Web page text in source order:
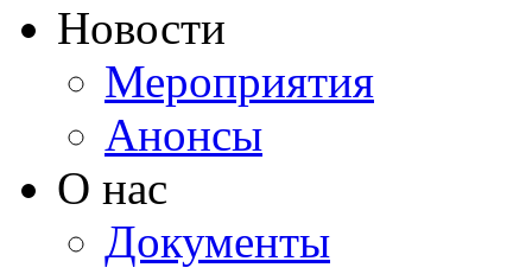
Новости
Мероприятия
Анонсы
О нас
Документы